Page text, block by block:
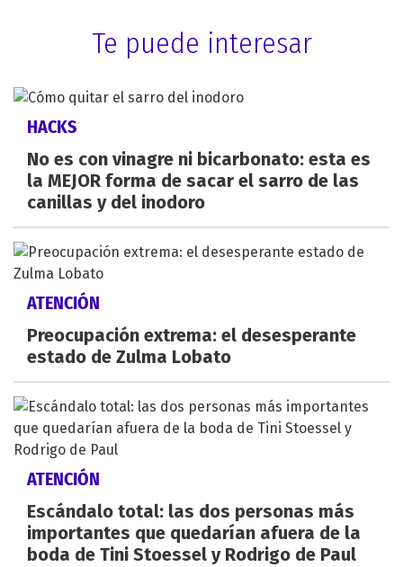
Te puede interesar
HACKS
No es con vinagre ni bicarbonato: esta es
la MEJOR forma de sacar el sarro de las
canillas y del inodoro
ATENCIÓN
Preocupación extrema: el desesperante
estado de Zulma Lobato
ATENCIÓN
Escándalo total: las dos personas más
importantes que quedarían afuera de la
boda de Tini Stoessel y Rodrigo de Paul